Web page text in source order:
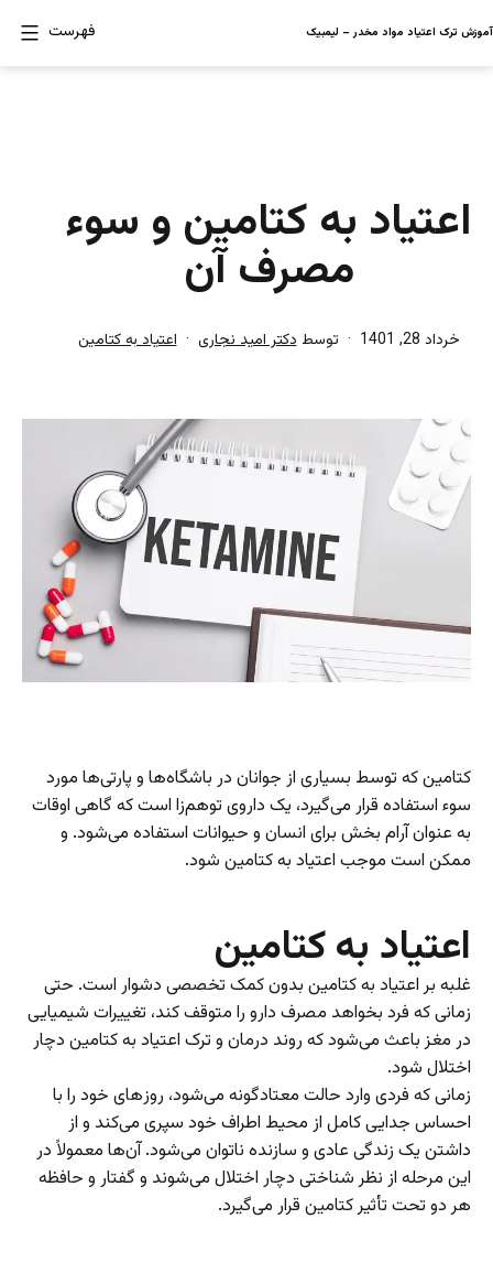
به
محتوا
آموزش ترک اعتیاد مواد مخدر – لیمبیک فهرست
اعتیاد به کتامین و سوء
مصرف آن
منتشر خرداد 28, 1401 توسطدکتر امید نجاری
دسته‌بندی
اعتیاد به کتامین
کتامین که توسط بسیاری از جوانان در باشگاه‌ها و پارتی‌ها مورد
سوء استفاده قرار می‌گیرد، یک داروی توهم‌زا است که گاهی اوقات
به عنوان آرام بخش برای انسان و حیوانات استفاده می‌شود. و
ممکن است موجب اعتیاد به کتامین شود.
اعتیاد به کتامین
غلبه بر اعتیاد به کتامین بدون کمک تخصصی دشوار است. حتی
زمانی که فرد بخواهد مصرف دارو را متوقف کند، تغییرات شیمیایی
در مغز باعث می‌شود که روند درمان و ترک اعتیاد به کتامین دچار
اختلال شود.
زمانی که فردی وارد حالت معتادگونه می‌شود، روز‌های خود را با
احساس جدایی کامل از محیط اطراف خود سپری می‌کند و از
داشتن یک زندگی عادی و سازنده ناتوان می‌شود. آن‌ها معمولاً در
این مرحله از نظر شناختی دچار اختلال می‌شوند و گفتار و حافظه
هر دو تحت تأثیر کتامین قرار می‌گیرد.